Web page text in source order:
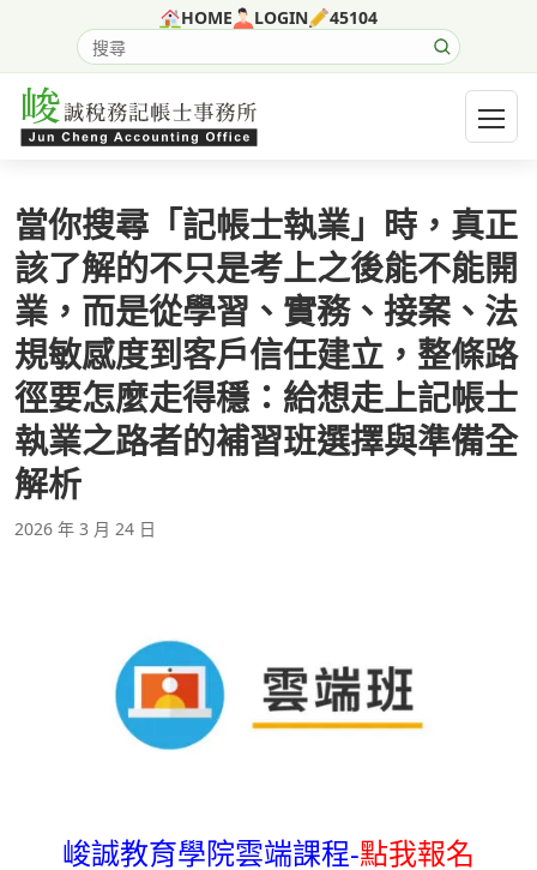
HOME LOGIN 45104
搜尋網站內容
開啟
當你搜尋「記帳士執業」時，真正
該了解的不只是考上之後能不能開
業，而是從學習、實務、接案、法
規敏感度到客戶信任建立，整條路
徑要怎麼走得穩：給想走上記帳士
執業之路者的補習班選擇與準備全
解析
2026 年 3 月 24 日
峻誠教育學院雲端課程-點我報名